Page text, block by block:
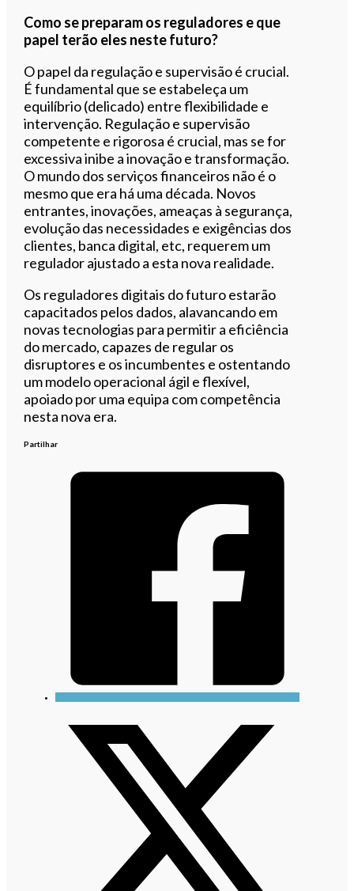
Como se preparam os reguladores e que
papel terão eles neste futuro?
O papel da regulação e supervisão é crucial.
É fundamental que se estabeleça um
equilíbrio (delicado) entre flexibilidade e
intervenção. Regulação e supervisão
competente e rigorosa é crucial, mas se for
excessiva inibe a inovação e transformação.
O mundo dos serviços financeiros não é o
mesmo que era há uma década. Novos
entrantes, inovações, ameaças à segurança,
evolução das necessidades e exigências dos
clientes, banca digital, etc, requerem um
regulador ajustado a esta nova realidade.
Os reguladores digitais do futuro estarão
capacitados pelos dados, alavancando em
novas tecnologias para permitir a eficiência
do mercado, capazes de regular os
disruptores e os incumbentes e ostentando
um modelo operacional ágil e flexível,
apoiado por uma equipa com competência
nesta nova era.
Partilhar